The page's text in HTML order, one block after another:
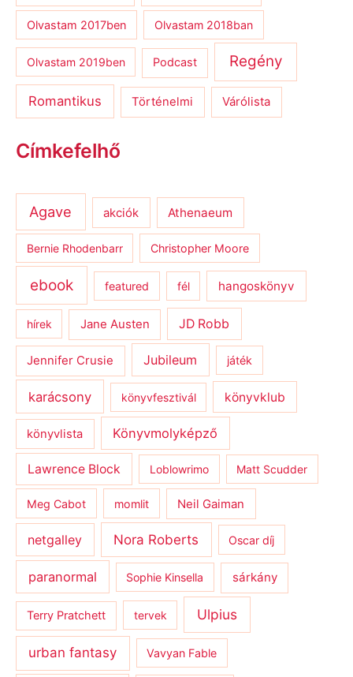
Olvastam 2017ben Olvastam 2018ban
Olvastam 2019ben Podcast Regény
Romantikus Történelmi Várólista
Címkefelhő
Agave akciók Athenaeum
Bernie Rhodenbarr Christopher Moore
ebook featured fél hangoskönyv
hírek Jane Austen JD Robb
Jennifer Crusie Jubileum játék
karácsony könyvfesztivál könyvklub
könyvlista Könyvmolyképző
Lawrence Block Loblowrimo Matt Scudder
Meg Cabot momlit Neil Gaiman
netgalley Nora Roberts Oscar díj
paranormal Sophie Kinsella sárkány
Terry Pratchett tervek Ulpius
urban fantasy Vavyan Fable